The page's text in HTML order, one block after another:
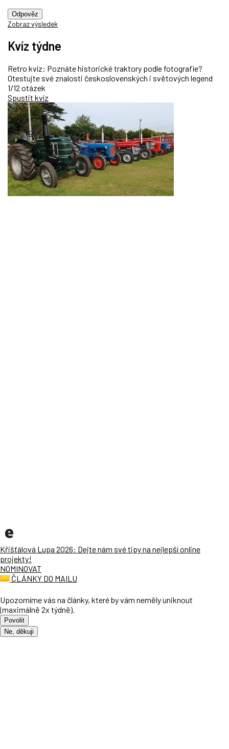
Odpověz
Zobraz výsledek
Kvíz týdne
Retro kvíz: Poznáte historické traktory podle fotografie?
Otestujte své znalosti československých i světových legend
1/12 otázek
Spustit kvíz
Křišťálová Lupa 2026: Dejte nám své tipy na nejlepší online
projekty!
NOMINOVAT
ČLÁNKY DO MAILU
Upozorníme vás na články, které by vám neměly uniknout
(maximálně 2x týdně).
Povolit
Ne, děkuji